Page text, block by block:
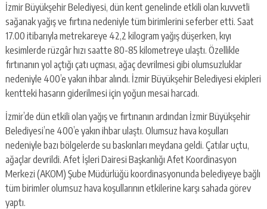
İzmir Büyükşehir Belediyesi, dün kent genelinde etkili olan kuvvetli
sağanak yağış ve fırtına nedeniyle tüm birimlerini seferber etti. Saat
17.00 itibarıyla metrekareye 42,2 kilogram yağış düşerken, kıyı
kesimlerde rüzgâr hızı saatte 80-85 kilometreye ulaştı. Özellikle
fırtınanın yol açtığı çatı uçması, ağaç devrilmesi gibi olumsuzluklar
nedeniyle 400’e yakın ihbar alındı. İzmir Büyükşehir Belediyesi ekipleri
kentteki hasarın giderilmesi için yoğun mesai harcadı.
İzmir’de dün etkili olan yağış ve fırtınanın ardından İzmir Büyükşehir
Belediyesi’ne 400’e yakın ihbar ulaştı. Olumsuz hava koşulları
nedeniyle bazı bölgelerde su baskınları meydana geldi. Çatılar uçtu,
ağaçlar devrildi. Afet İşleri Dairesi Başkanlığı Afet Koordinasyon
Merkezi (AKOM) Şube Müdürlüğü koordinasyonunda belediyeye bağlı
tüm birimler olumsuz hava koşullarının etkilerine karşı sahada görev
yaptı.